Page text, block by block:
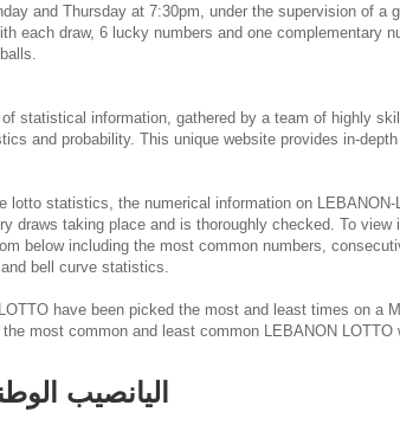
and Thursday at 7:30pm, under the supervision of a
each draw, 6 lucky numbers and one complementary
statistical information, gathered by a team of highly
and probability. This unique website provides in-
lotto statistics, the numerical information on LEBANON-
draws taking place and is thoroughly checked. To view
below including the most common numbers,
bell curve statistics.
have been picked the most and least times on a
most common and least common LEBANON LOTTO
اليانصيب